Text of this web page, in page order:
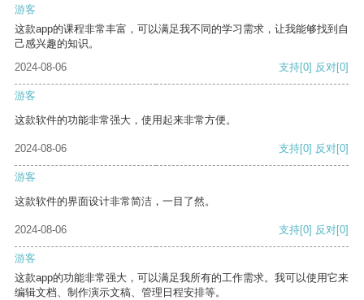
游客
这款app的课程非常丰富，可以满足我不同的学习需求，让我能够找到自
己感兴趣的知识。
2024-08-06
支持[0] 反对[0]
游客
这款软件的功能非常强大，使用起来非常方便。
2024-08-06 支持[0] 反对[0]
游客
这款软件的界面设计非常简洁，一目了然。
2024-08-06 支持[0] 反对[0]
游客
这款app的功能非常强大，可以满足我所有的工作需求。我可以使用它来
编辑文档、制作演示文稿、管理日程安排等。